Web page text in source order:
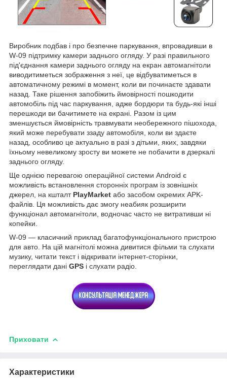
Виробник подбав і про безпечне паркування, впровадивши в
W-09 підтримку камери заднього огляду. У разі правильного
під'єднання камери заднього огляду на екран автомагнітоли
виводитиметься зображення з неї, це відбуватиметься в
автоматичному режимі в момент, коли ви починаєте здавати
назад. Таке рішення запобіжить ймовірності пошкодити
автомобіль під час паркування, адже бордюри та будь-які інші
перешкоди ви бачитимете на екрані. Разом із цим
зменшується ймовірність травмувати необережного пішохода,
який може перебувати ззаду автомобіля, коли ви здаєте
назад, особливо це актуально в разі з дітьми, яких, завдяки
їхньому невеликому зросту ви можете не побачити в дзеркалі
заднього огляду.
Ще однією перевагою операційної системи Android є
можливість встановлення сторонніх програм із зовнішніх
джерел, на кшталт PlayMarket або засобом окремих APK-
файлів. Ця можливість дає змогу неабияк розширити
функціонал автомагнітоли, водночас часто не витративши ні
копейки.
W-09 — класичний приклад багатофункціонального пристрою
для авто. На цій магнітолі можна дивитися фільми та слухати
музику, читати текст і відкривати інтернет-сторінки,
переглядати дані GPS і слухати радіо.
Приховати
Характеристики